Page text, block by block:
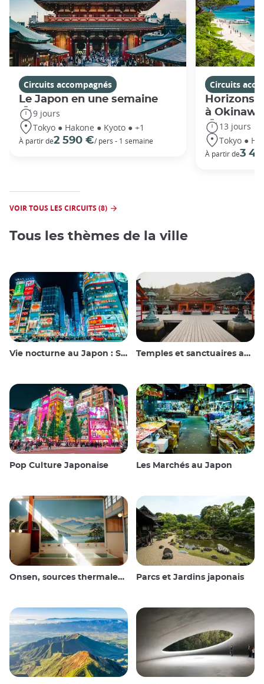
Circuits accompagnés
Le Japon en une semaine
9 jours
Tokyo ● Hakone ● Kyoto ● +1
À partir de2 590 €/ pers - 1 semaine
Circuits
Horizons
à Okinawa
13 jours
Tokyo ●
À partir de3
VOIR TOUS LES CIRCUITS (8)
Tous les thèmes de la ville
Vie nocturne au Japon : Sortir, voir et boire Temples et sanctuaires au Japon
Pop Culture Japonaise Les Marchés au Japon
Onsen, sources thermales et bains publics Parcs et Jardins japonais